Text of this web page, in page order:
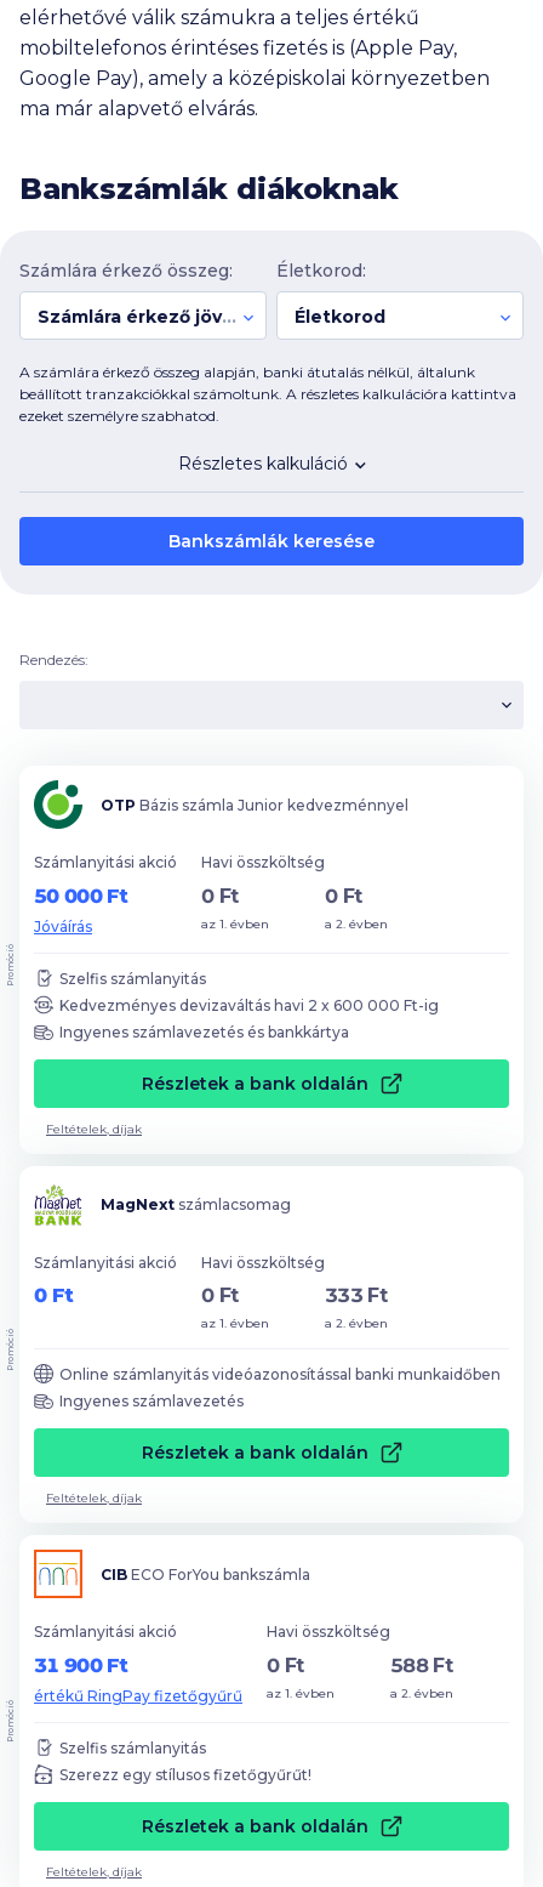
elérhetővé válik számukra a teljes értékű
mobiltelefonos érintéses fizetés is (Apple Pay,
Google Pay), amely a középiskolai környezetben
ma már alapvető elvárás.
Bankszámlák diákoknak
Számlára érkező összeg:
Számlára érkező jövedelem:
Életkorod:
Életkorod
A számlára érkező összeg alapján, banki átutalás nélkül, általunk
beállított tranzakciókkal számoltunk. A részletes kalkulációra kattintva
ezeket személyre szabhatod.
Részletes kalkuláció
Bankszámlák keresése
Rendezés:
OTP Bázis számla Junior kedvezménnyel
Számlanyitási akció
50 000 Ft
Jóváírás
Havi összköltség
0 Ft
az 1. évben
0 Ft
a 2. évben
Szelfis számlanyitás
Kedvezményes devizaváltás havi 2 x 600 000 Ft-ig
Ingyenes számlavezetés és bankkártya
Részletek a bank oldalán
Feltételek, díjak
Promóció
MagNext számlacsomag
Számlanyitási akció
0 Ft
Havi összköltség
0 Ft
az 1. évben
333 Ft
a 2. évben
Online számlanyitás videóazonosítással banki munkaidőben
Ingyenes számlavezetés
Részletek a bank oldalán
Feltételek, díjak
Promóció
CIB ECO ForYou bankszámla
Számlanyitási akció
31 900 Ft
értékű RingPay fizetőgyűrű
Havi összköltség
0 Ft
az 1. évben
588 Ft
a 2. évben
Szelfis számlanyitás
Szerezz egy stílusos fizetőgyűrűt!
Részletek a bank oldalán
Feltételek, díjak
Promóció